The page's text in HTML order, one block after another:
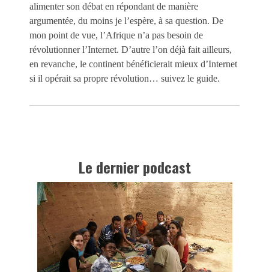
alimenter son débat en répondant de manière
argumentée, du moins je l’espère, à sa question. De
mon point de vue, l’Afrique n’a pas besoin de
révolutionner l’Internet. D’autre l’on déjà fait ailleurs,
en revanche, le continent bénéficierait mieux d’Internet
si il opérait sa propre révolution… suivez le guide.
Le dernier podcast